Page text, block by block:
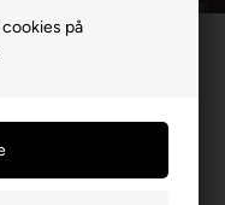
på